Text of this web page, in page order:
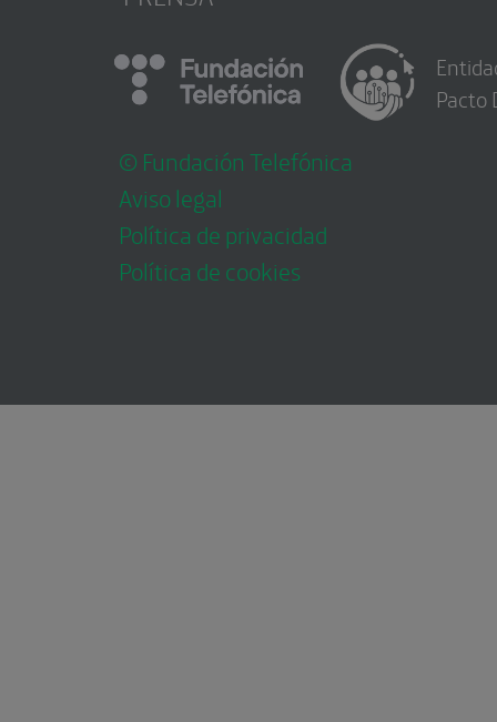
© Fundación Telefónica
Aviso legal
Política de privacidad
Política de cookies
Pacto